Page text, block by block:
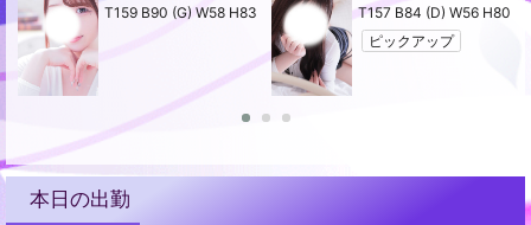
T159 B90 (G) W58 H83
T157 B84 (D) W56 H80
ピックアップ
本日の出勤